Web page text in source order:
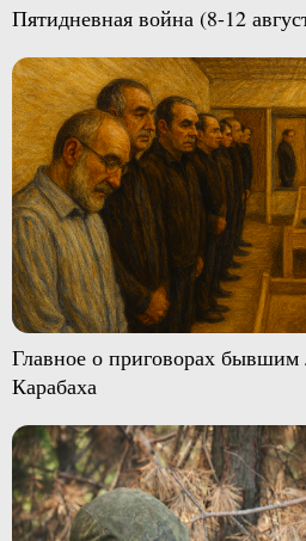
Пятидневная война (8-12
Главное о приговорах бывшим
Карабаха